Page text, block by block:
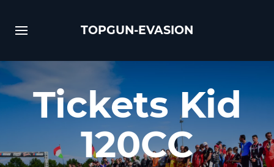
TOPGUN-EVASION
Tickets Kid
120CC